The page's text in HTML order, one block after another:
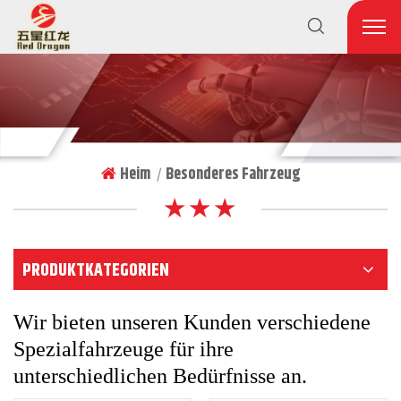
Heim | Besonderes Fahrzeug
★ ★ ★
PRODUKTKATEGORIEN
Wir bieten unseren Kunden verschiedene
Spezialfahrzeuge für ihre
unterschiedlichen Bedürfnisse an.